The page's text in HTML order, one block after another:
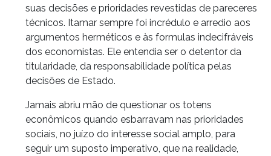
suas decisões e prioridades revestidas de pareceres
técnicos. Itamar sempre foi incrédulo e arredio aos
argumentos herméticos e às formulas indecifráveis
dos economistas. Ele entendia ser o detentor da
titularidade, da responsabilidade política pelas
decisões de Estado.
Jamais abriu mão de questionar os totens
econômicos quando esbarravam nas prioridades
sociais, no juízo do interesse social amplo, para
seguir um suposto imperativo, que na realidade,